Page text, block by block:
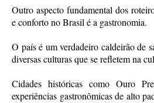
Outro aspecto fundamental dos
e conforto no Brasil é a gastronomia.
O país é um verdadeiro caldeirão de
diversas culturas que se refletem na
Cidades históricas como Ouro
experiências gastronômicas de alto